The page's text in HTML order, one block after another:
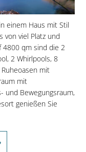
einem Haus mit Stil
von viel Platz und
4800 qm sind die 2
2 Whirlpools, 8
mit
mit
und Bewegungsraum,
genießen Sie